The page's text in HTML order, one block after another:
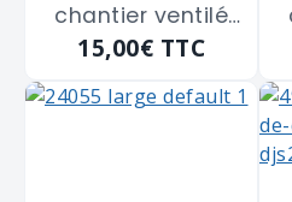
chantier ventilé
avec porte badge
15,00€ TTC